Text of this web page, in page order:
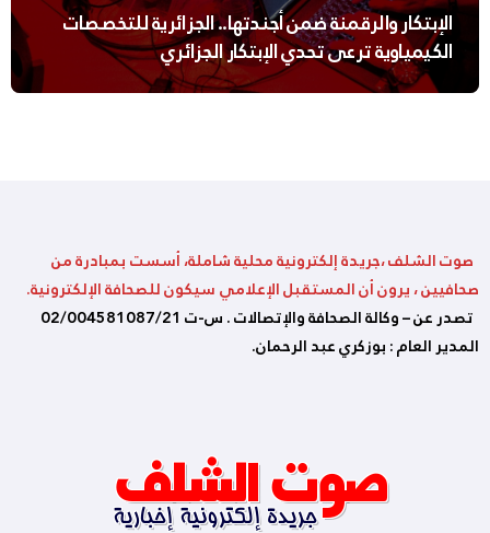
الإبتكار والرقمنة ضمن أجندتها.. الجزائرية للتخصصات
الكيمياوية ترعى تحدي الإبتكار الجزائري
صوت الشلف ،جريدة إلكترونية محلية شاملة، أسست بمبادرة من
صحافيين ، يرون أن المستقبل الإعلامي سيكون للصحافة الإلكترونية.
تصدر عن – وكالة الصحافة والإتصالات . س-ت 02/004581087/21
المدير العام : بوزكري عبد الرحمان.